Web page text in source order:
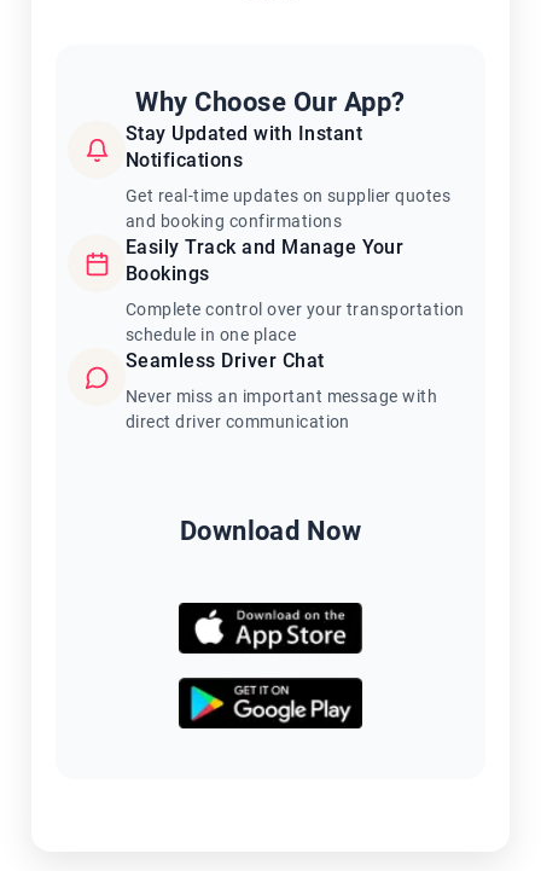
Why Choose Our App?
Stay Updated with Instant
Notifications
Get real-time updates on supplier quotes
and booking confirmations
Easily Track and Manage Your
Bookings
Complete control over your transportation
schedule in one place
Seamless Driver Chat
Never miss an important message with
direct driver communication
Download Now